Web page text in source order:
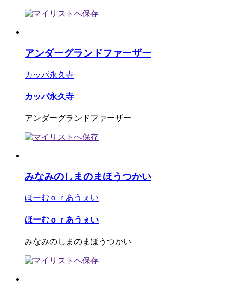
アンダーグランドファーザー
カッパ永久寺
カッパ永久寺
アンダーグランドファーザー
みなみのしまのまほうつかい
ほーむｏｒあうぇい
ほーむｏｒあうぇい
みなみのしまのまほうつかい